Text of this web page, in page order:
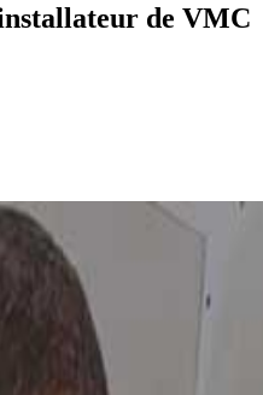
de VMC